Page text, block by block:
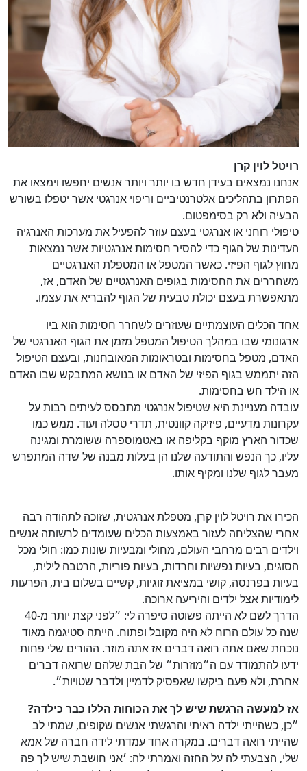
רויטל לוין קרן
אנחנו נמצאים בעידן חדש בו יותר ויותר אנשים יחפשו וימצאו את
הפתרון בתהליכים אלטרנטיביים וריפוי אנרגטי אשר יטפלו בשורש
הבעיה ולא רק בסימפטום.
טיפולי רוחני או אנרגטי בעצם עוזר להפעיל את מערכות האנרגיה
העדינות של הגוף כדי להסיר חסימות אנרגטיות אשר נמצאות
מחוץ לגוף הפיזי. כאשר המטפל או המטפלת האנרגטיים
משחררים את החסימות בגופים האנרגטיים של האדם, אז,
מתאפשרת בעצם יכולת טבעית של הגוף להבריא את עצמו.
אחד הכלים העוצמתיים שעוזרים לשחרר חסימות הוא ביו
ארגונומי שבו במהלך הטיפול המטפל מזמן את הגוף האנרגטי של
האדם, מטפל בחסימות ובטראומות המאובחנות, ובעצם הטיפול
הזה יתממש בגוף הפיזי של האדם או בנושא המתבקש שבו האדם
או הילד חש בחסימות.
עובדה מעניינת היא שטיפול אנרגטי מתבסס לעיתים רבות על
עקרונות מדעיים, פיזיקה קוונטית, תדרי טסלה ועוד. ממש כמו
שכדור הארץ מוקף בקליפה או באטמוספרה ששומרת ומגינה
עליו, כך הנפש והתודעה שלנו הן בעלות מבנה של שדה המתפרש
מעבר לגוף שלנו ומקיף אותו.
הכירו את רויטל לוין קרן, מטפלת אנרגטית, שזוכה לתהודה רבה
אחרי שהצליחה לעזור באמצעות הכלים שעומדים לרשותה אנשים
וילדים רבים מרחבי העולם, מחולי ומבעיות שונות כמו: חולי מכל
הסוגים, בעיות נפשיות וחרדות, בעיות פוריות, הרטבה לילית,
בעיות בפרנסה, קושי במציאת זוגיות, קשיים בשלום בית, הפרעות
לימודיות אצל ילדים והיריעה ארוכה.
הדרך לשם לא הייתה פשוטה סיפרה לי: ״לפני קצת יותר מ-40
שנה כל עולם הרוח לא היה מקובל ופתוח. הייתה סטיגמה מאוד
נוכחת שאם אתה רואה דברים אז אתה מוזר. ההורים שלי פחות
ידעו להתמודד עם ה״מוזרות״ של הבת שלהם שרואה דברים
אחרת, ולא פעם ביקשו שאפסיק לדמיין ולדבר שטויות״.
אז למעשה הרגשת שיש לך את הכוחות הללו כבר כילדה?
״כן, כשהייתי ילדה ראיתי והרגשתי אנשים שקופים, שמתי לב
שהייתי רואה דברים. במקרה אחד עמדתי לידה חברה של אמא
שלי, הצבעתי לה על החזה ואמרתי לה: ׳אני חושבת שיש לך פה